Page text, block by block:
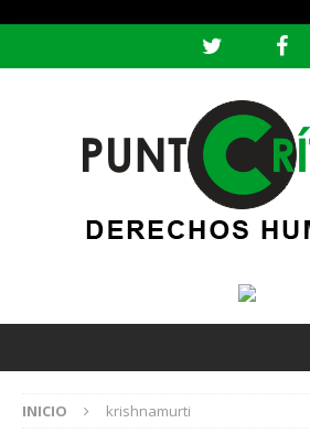
INICIO krishnamurti